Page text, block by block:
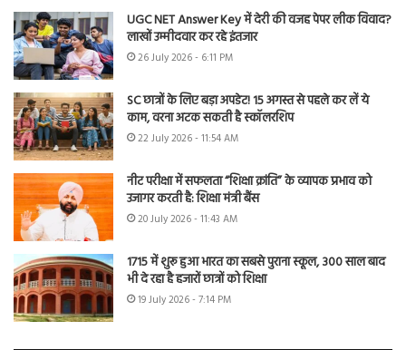
UGC NET Answer Key में देरी की वजह पेपर लीक विवाद?
लाखों उम्मीदवार कर रहे इंतजार
26 July 2026 - 6:11 PM
SC छात्रों के लिए बड़ा अपडेट! 15 अगस्त से पहले कर लें ये
काम, वरना अटक सकती है स्कॉलरशिप
22 July 2026 - 11:54 AM
नीट परीक्षा में सफलता “शिक्षा क्रांति” के व्यापक प्रभाव को
उजागर करती है: शिक्षा मंत्री बैंस
20 July 2026 - 11:43 AM
1715 में शुरू हुआ भारत का सबसे पुराना स्कूल, 300 साल बाद
भी दे रहा है हजारों छात्रों को शिक्षा
19 July 2026 - 7:14 PM